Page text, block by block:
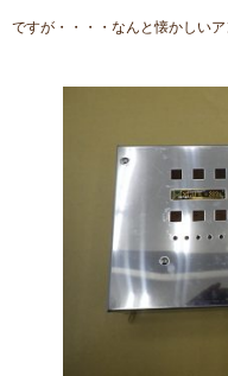
ですが・・・・なんと懐かしい